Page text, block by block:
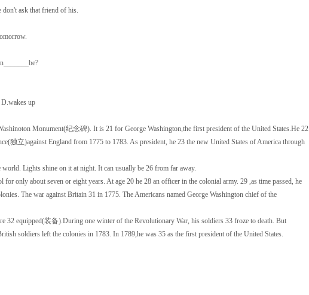
ask that friend of his.
up
Monument(纪念碑). It is 21 for George Washington,the first president of the United States.He 22
独立)against England from 1775 to 1783. As president, he 23 the new United States of America through
Lights shine on it at night. It can usually be 26 from far away.
only about seven or eight years. At age 20 he 28 an officer in the colonial army. 29 ,as time passed, he
The war against Britain 31 in 1775. The Americans named George Washington chief of the
equipped(装备).During one winter of the Revolutionary War, his soldiers 33 froze to death. But
soldiers left the colonies in 1783. In 1789,he was 35 as the first president of the United States.